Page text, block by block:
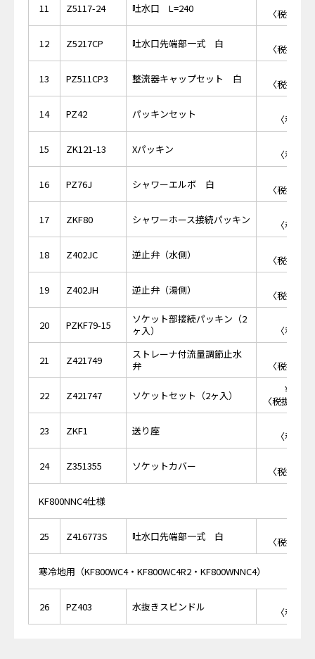
11 Z5117-24 吐水口 L=240
〈税抜価
12 Z5217CP 吐水口先端部一式 白
〈税抜価
13 PZ511CP3 整流器キャップセット 白
〈税抜価
14 PZ42 パッキンセット
〈税抜
15 ZK121-13 Xパッキン
〈税抜
16 PZ76J シャワーエルボ 白
〈税抜価
17 ZKF80 シャワーホース接続パッキン
〈税抜
18 Z402JC 逆止弁（水側）
〈税抜価
19 Z402JH 逆止弁（湯側）
〈税抜価
20 PZKF79-15
ソケット部接続パッキン（2
ヶ入）
〈税抜
21 Z421749
ストレーナ付流量調節止水
弁
〈税抜価
22 Z421747 ソケットセット（2ヶ入）
￥
〈税抜価格
23 ZKF1 送り座
〈税抜
24 Z351355 ソケットカバー
〈税抜価
KF800NNC4仕様
25 Z416773S 吐水口先端部一式 白
〈税抜価
寒冷地用（KF800WC4・KF800WC4R2・KF800WNNC4）
26 PZ403 水抜きスピンドル
〈税抜